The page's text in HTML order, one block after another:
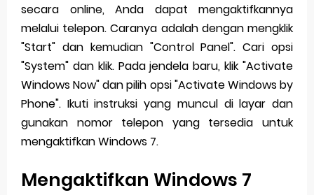
secara online, Anda dapat mengaktifkannya
melalui telepon. Caranya adalah dengan mengklik
"Start" dan kemudian "Control Panel". Cari opsi
"System" dan klik. Pada jendela baru, klik "Activate
Windows Now" dan pilih opsi "Activate Windows by
Phone". Ikuti instruksi yang muncul di layar dan
gunakan nomor telepon yang tersedia untuk
mengaktifkan Windows 7.
Mengaktifkan Windows 7